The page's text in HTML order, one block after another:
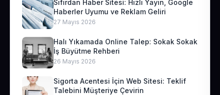
Sıfırdan Haber Sitesi: Hızlı Yayın, Google
Haberler Uyumu ve Reklam Geliri
27 Mayıs 2026
Halı Yıkamada Online Talep: Sokak Sokak
İş Büyütme Rehberi
26 Mayıs 2026
Sigorta Acentesi İçin Web Sitesi: Teklif
Talebini Müşteriye Çevirin